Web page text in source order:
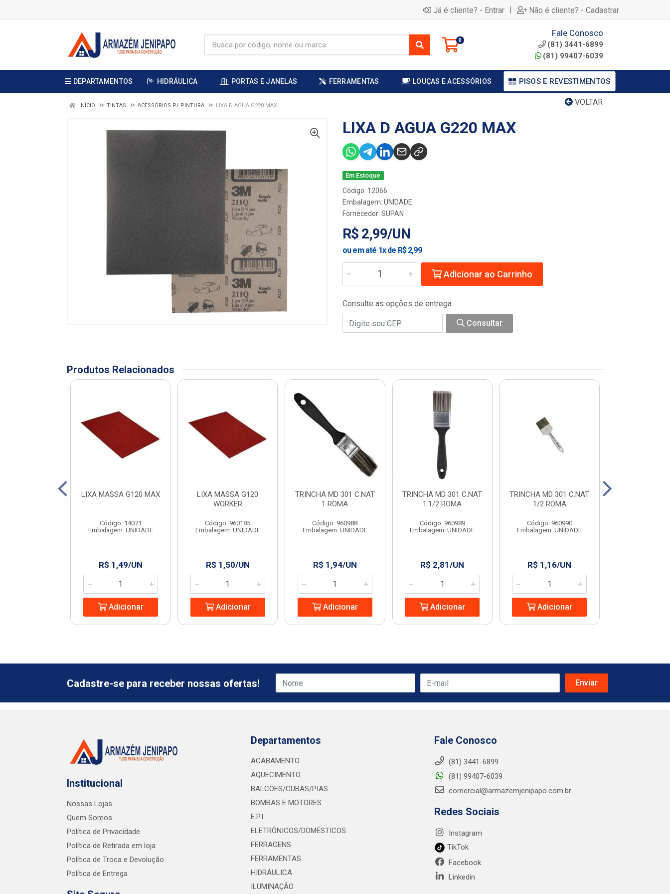
Já é cliente? - Entrar | Não é cliente? - Cadastrar
0
Fale Conosco
(81) 3441-6899
(81) 99407-6039
DEPARTAMENTOS HIDRÁULICA PORTAS E JANELAS FERRAMENTAS LOUÇAS E ACESSÓRIOS PISOS E REVESTIMENTOS
VOLTAR
INÍCIO TINTAS ACESSÓRIOS P/ PINTURA LIXA D AGUA G220 MAX
LIXA D AGUA G220 MAX
Em Estoque
Código: 12066
Embalagem: UNIDADE
Fornecedor: SUPAN
R$ 2,99/UN
ou em até 1x de R$ 2,99
Adicionar ao Carrinho
Consulte as opções de entrega
Consultar
Produtos Relacionados
LIXA MASSA G120 MAX
Código: 14071
Embalagem: UNIDADE
R$ 1,49/UN
Adicionar
LIXA MASSA G120
WORKER
Código: 960185
Embalagem: UNIDADE
R$ 1,50/UN
Adicionar
TRINCHA MD 301 C.NAT
1 ROMA
Código: 960988
Embalagem: UNIDADE
R$ 1,94/UN
Adicionar
TRINCHA MD 301 C.NAT
1.1/2 ROMA
Código: 960989
Embalagem: UNIDADE
R$ 2,81/UN
Adicionar
TRINCHA MD 301 C.NAT
1/2 ROMA
Código: 960990
Embalagem: UNIDADE
R$ 1,16/UN
Adicionar
Cadastre-se para receber nossas ofertas!
Institucional
Nossas Lojas
Quem Somos
Política de Privacidade
Política de Retirada em loja
Política de Troca e Devolução
Política de Entrega
Departamentos
ACABAMENTO
AQUECIMENTO
BALCÕES/CUBAS/PIAS...
BOMBAS E MOTORES
E.P.I.
ELETRÔNICOS/DOMÉSTICOS..
FERRAGENS
FERRAMENTAS
HIDRÁULICA
ILUMINAÇÃO
Fale Conosco
(81) 3441-6899
(81) 99407-6039
comercial@armazemjenipapo.com.br
Redes Sociais
Instagram
TikTok
Facebook
Linkedin